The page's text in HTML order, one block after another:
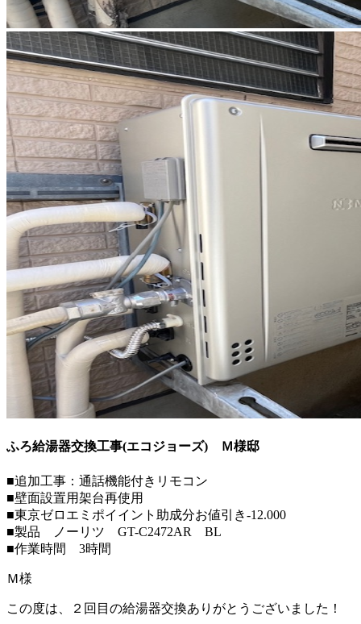
ふろ給湯器交換工事(エコジョーズ) Ｍ様邸
■追加工事：通話機能付きリモコン
■壁面設置用架台再使用
■東京ゼロエミポイイント助成分お値引き-12.000
■製品 ノーリツ GT-C2472AR BL
■作業時間 3時間
Ｍ様
この度は、２回目の給湯器交換ありがとうございました！